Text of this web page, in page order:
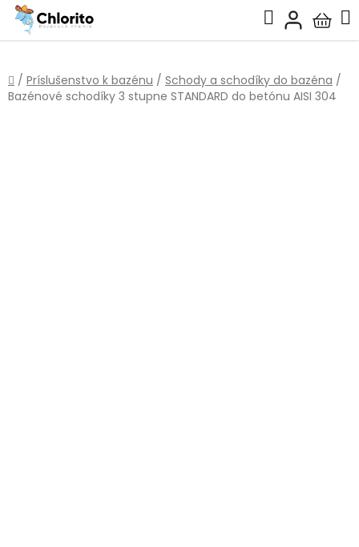
Prejsť
obsah
Hľadať
košík
Domov
/ Príslušenstvo k bazénu / Schody a schodíky do bazéna /
Bazénové schodíky 3 stupne STANDARD do betónu AISI 304